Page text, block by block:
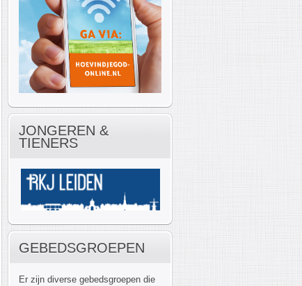
JONGEREN &
TIENERS
GEBEDSGROEPEN
Er zijn diverse gebedsgroepen die